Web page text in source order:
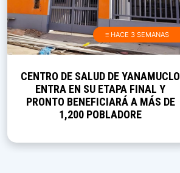
≡ HACE 3 SEMANAS
CENTRO DE SALUD DE YANAMUCLO
ENTRA EN SU ETAPA FINAL Y
PRONTO BENEFICIARÁ A MÁS DE
1,200 POBLADORE